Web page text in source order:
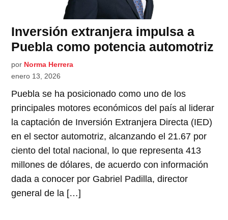
Inversión extranjera impulsa a
Puebla como potencia automotriz
por Norma Herrera
enero 13, 2026
Puebla se ha posicionado como uno de los
principales motores económicos del país al liderar
la captación de Inversión Extranjera Directa (IED)
en el sector automotriz, alcanzando el 21.67 por
ciento del total nacional, lo que representa 413
millones de dólares, de acuerdo con información
dada a conocer por Gabriel Padilla, director
general de la […]